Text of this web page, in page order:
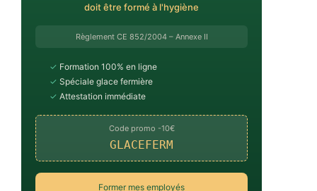
doit être formé à l'hygiène
Règlement CE 852/2004 – Annexe II
✓ Formation 100% en ligne
✓ Spéciale glace fermière
✓ Attestation immédiate
Code promo -10€
GLACEFERM
Former mes employés